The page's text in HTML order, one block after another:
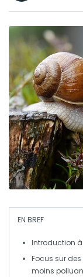
EN BREF
Introduction
Focus sur des
moins